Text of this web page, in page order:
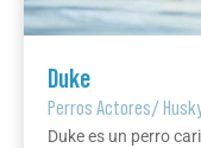
Duke
Perros Actores/
Duke es un perro